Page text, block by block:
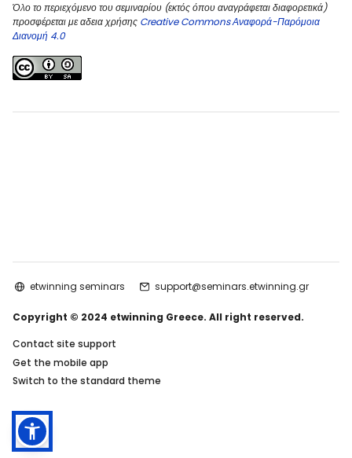
Όλο το περιεχόμενο του σεμιναρίου (εκτός όπου αναγράφεται διαφορετικά)
προσφέρεται με αδεια χρήσης Creative Commons Αναφορά-Παρόμοια
Διανομή 4.0
etwinning seminars support@seminars.etwinning.gr
Copyright © 2024 etwinning Greece. All right reserved.
Contact site support
Get the mobile app
Switch to the standard theme